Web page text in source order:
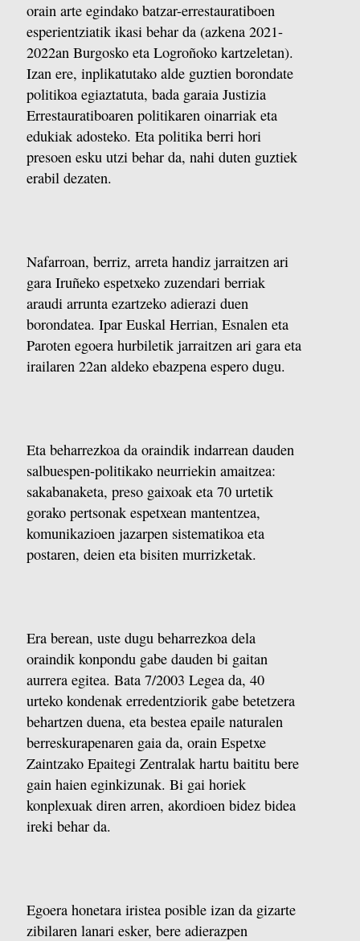
orain arte egindako batzar-errestauratiboen
esperientziatik ikasi behar da (azkena 2021-
2022an Burgosko eta Logroñoko kartzeletan).
Izan ere, inplikatutako alde guztien borondate
politikoa egiaztatuta, bada garaia Justizia
Errestauratiboaren politikaren oinarriak eta
edukiak adosteko. Eta politika berri hori
presoen esku utzi behar da, nahi duten guztiek
erabil dezaten.
Nafarroan, berriz, arreta handiz jarraitzen ari
gara Iruñeko espetxeko zuzendari berriak
araudi arrunta ezartzeko adierazi duen
borondatea. Ipar Euskal Herrian, Esnalen eta
Paroten egoera hurbiletik jarraitzen ari gara eta
irailaren 22an aldeko ebazpena espero dugu.
Eta beharrezkoa da oraindik indarrean dauden
salbuespen-politikako neurriekin amaitzea:
sakabanaketa, preso gaixoak eta 70 urtetik
gorako pertsonak espetxean mantentzea,
komunikazioen jazarpen sistematikoa eta
postaren, deien eta bisiten murrizketak.
Era berean, uste dugu beharrezkoa dela
oraindik konpondu gabe dauden bi gaitan
aurrera egitea. Bata 7/2003 Legea da, 40
urteko kondenak erredentziorik gabe betetzera
behartzen duena, eta bestea epaile naturalen
berreskurapenaren gaia da, orain Espetxe
Zaintzako Epaitegi Zentralak hartu baititu bere
gain haien eginkizunak. Bi gai horiek
konplexuak diren arren, akordioen bidez bidea
ireki behar da.
Egoera honetara iristea posible izan da gizarte
zibilaren lanari esker, bere adierazpen